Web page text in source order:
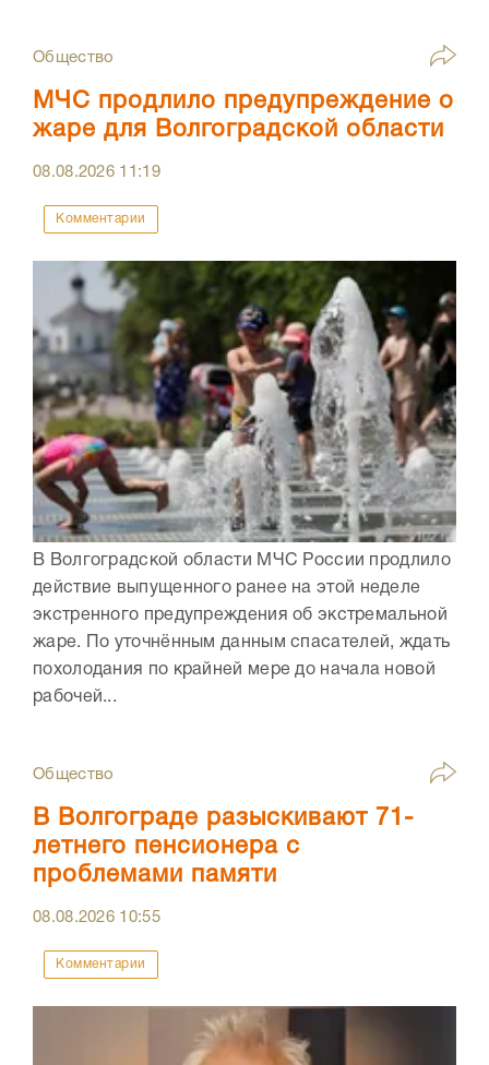
Общество
МЧС продлило предупреждение о
жаре для Волгоградской области
08.08.2026 11:19
Комментарии
В Волгоградской области МЧС России продлило
действие выпущенного ранее на этой неделе
экстренного предупреждения об экстремальной
жаре. По уточнённым данным спасателей, ждать
похолодания по крайней мере до начала новой
рабочей...
Общество
В Волгограде разыскивают 71-
летнего пенсионера с
проблемами памяти
08.08.2026 10:55
Комментарии